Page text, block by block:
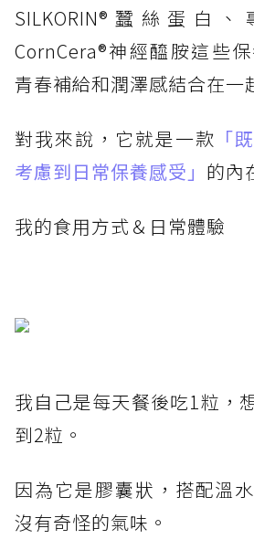
SILKORIN®蠶絲蛋白
CornCera®神經醯胺這些
青春補給和潤澤感結合在一
對我來說，它就是一款 「
考慮到日常保養感受」 的內
我的食用方式＆日常體驗
我自己是每天餐後吃1粒，
到2粒。
因為它是膠囊狀，搭配溫
沒有奇怪的氣味。